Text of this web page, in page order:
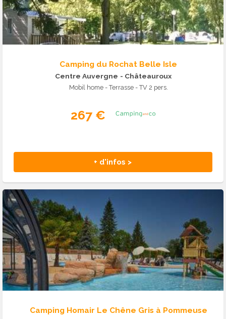
Camping du Rochat Belle Isle
Centre Auvergne - Châteauroux
Mobil home - Terrasse - TV 2 pers.
267 €
+ d'infos >
Camping Homair Le Chêne Gris à Pommeuse